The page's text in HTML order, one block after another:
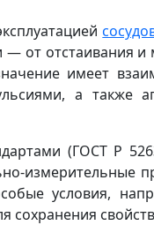
от отстаивания
имеет
а также
(ГОСТ Р
измерительные
условия,
сохранения